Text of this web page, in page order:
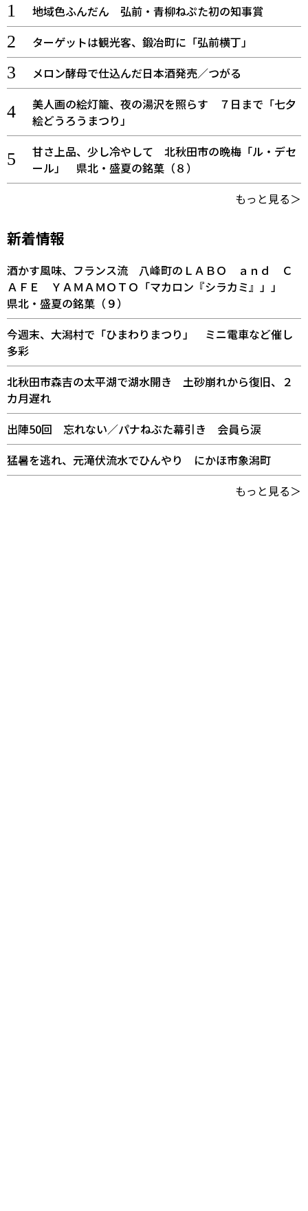
地域色ふんだん 弘前・青柳ねぷた初の知事賞
ターゲットは観光客、鍛冶町に「弘前横丁」
メロン酵母で仕込んだ日本酒発売／つがる
美人画の絵灯籠、夜の湯沢を照らす ７日まで「七夕
絵どうろうまつり」
甘さ上品、少し冷やして 北秋田市の晩梅「ル・デセ
ール」 県北・盛夏の銘菓（８）
もっと見る＞
新着情報
酒かす風味、フランス流 八峰町のＬＡＢＯ ａｎｄ Ｃ
ＡＦＥ ＹＡＭＡＭＯＴＯ「マカロン『シラカミ』」」
県北・盛夏の銘菓（９）
今週末、大潟村で「ひまわりまつり」 ミニ電車など催し
多彩
北秋田市森吉の太平湖で湖水開き 土砂崩れから復旧、２
カ月遅れ
出陣50回 忘れない／パナねぶた幕引き 会員ら涙
猛暑を逃れ、元滝伏流水でひんやり にかほ市象潟町
もっと見る＞